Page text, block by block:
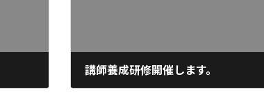
講師養成研修開催します。